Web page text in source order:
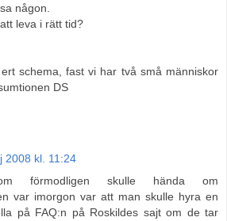
någon.
leva i rätt tid?
schema, fast vi har två små människor
DS
2008 kl. 11:24
förmodligen skulle hända om
var imorgon var att man skulle hyra en
på FAQ:n på Roskildes sajt om de tar